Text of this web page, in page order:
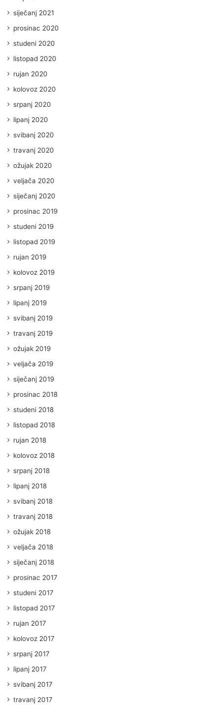
siječanj 2021
prosinac 2020
studeni 2020
listopad 2020
rujan 2020
kolovoz 2020
srpanj 2020
lipanj 2020
svibanj 2020
travanj 2020
ožujak 2020
veljača 2020
siječanj 2020
prosinac 2019
studeni 2019
listopad 2019
rujan 2019
kolovoz 2019
srpanj 2019
lipanj 2019
svibanj 2019
travanj 2019
ožujak 2019
veljača 2019
siječanj 2019
prosinac 2018
studeni 2018
listopad 2018
rujan 2018
kolovoz 2018
srpanj 2018
lipanj 2018
svibanj 2018
travanj 2018
ožujak 2018
veljača 2018
siječanj 2018
prosinac 2017
studeni 2017
listopad 2017
rujan 2017
kolovoz 2017
srpanj 2017
lipanj 2017
svibanj 2017
travanj 2017